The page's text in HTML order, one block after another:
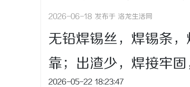
丝，锌丝、环保焊锡丝
2026-06-18 发布于 洛龙生活网
无铅焊锡丝，焊锡条
靠；出渣少，焊接牢
2026-05-22 18:23:47